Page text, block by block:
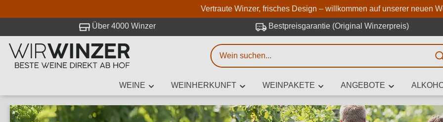
Zum Hauptinhalt springen
Zur Suche springen
Zur Hauptnavigation
Vertraute Winzer, frisches Design – willkommen auf unserer neuen
Über 4000 Winzer Bestpreisgarantie (Original Winzerpreis)
WEINE WEINHERKUNFT WEINPAKETE ANGEBOTE
Weinsuche
Mindestens 3 Zeichen eingeben
bei WirWinzer.